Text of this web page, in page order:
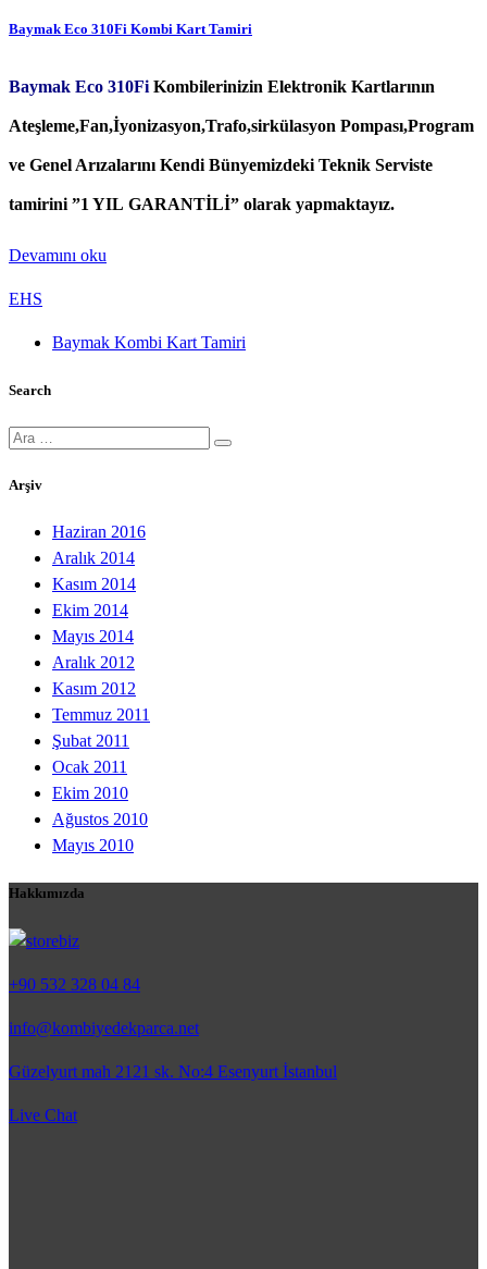
Baymak Eco 310Fi Kombi Kart Tamiri
Baymak Eco 310Fi Kombilerinizin Elektronik Kartlarının
Ateşleme,Fan,İyonizasyon,Trafo,sirkülasyon Pompası,Program
ve Genel Arızalarını Kendi Bünyemizdeki Teknik Serviste
tamirini ”1 YIL GARANTİLİ” olarak yapmaktayız.
Devamını oku
EHS
Baymak Kombi Kart Tamiri
Search
Ara:
Arşiv
Haziran 2016
Aralık 2014
Kasım 2014
Ekim 2014
Mayıs 2014
Aralık 2012
Kasım 2012
Temmuz 2011
Şubat 2011
Ocak 2011
Ekim 2010
Ağustos 2010
Mayıs 2010
Hakkımızda
+90 532 328 04 84
info@kombiyedekparca.net
Güzelyurt mah 2121 sk. No:4 Esenyurt İstanbul
Live Chat